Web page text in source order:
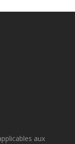
aux